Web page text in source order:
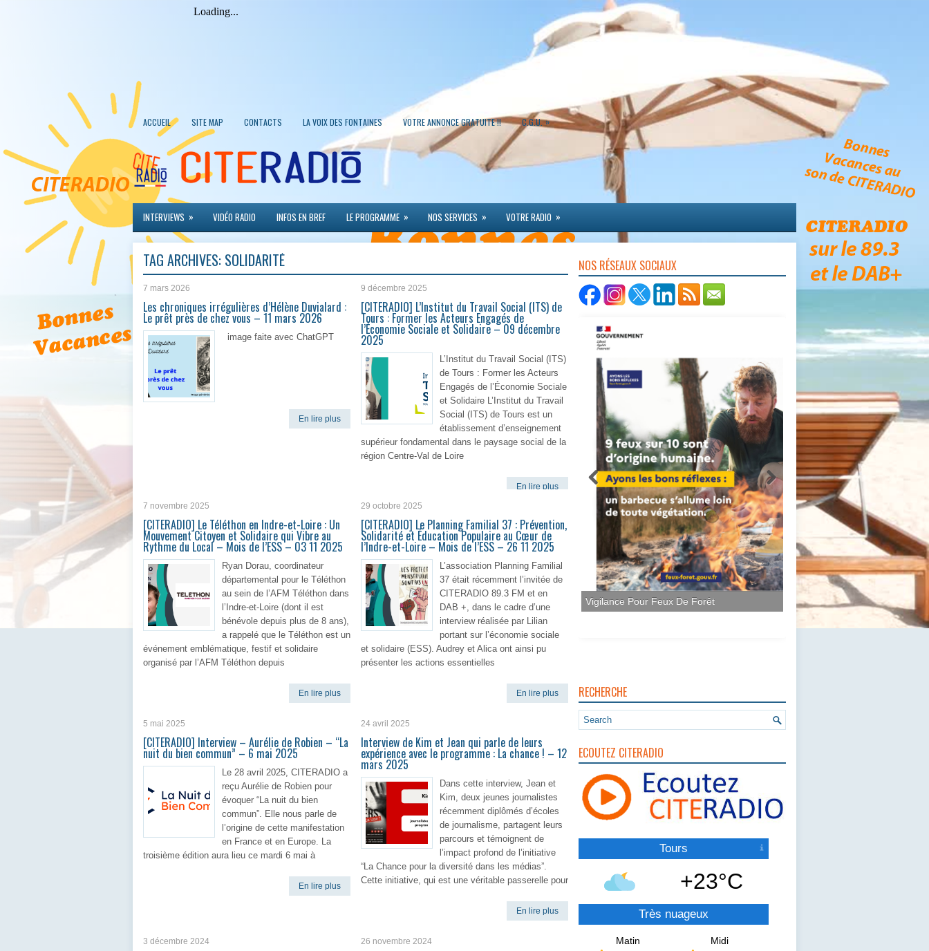
ACCUEIL SITE MAP CONTACTS LA VOIX DES FONTAINES VOTRE ANNONCE GRATUITE !! C.G.U. »
INTERVIEWS » VIDÉO RADIO INFOS EN BREF LE PROGRAMME » NOS SERVICES » VOTRE RADIO »
TAG ARCHIVES: SOLIDARITÉ
7 mars 2026
Les chroniques irrégulières d’Hélène Duvialard :
Le prêt près de chez vous – 11 mars 2026
image faite avec ChatGPT
En lire plus
9 décembre 2025
[CITERADIO] L’Institut du Travail Social (ITS) de
Tours : Former les Acteurs Engagés de
l’Économie Sociale et Solidaire – 09 décembre
2025
L’Institut du Travail Social (ITS)
de Tours : Former les Acteurs
Engagés de l’Économie Sociale
et Solidaire L’Institut du Travail
Social (ITS) de Tours est un
établissement d’enseignement
supérieur fondamental dans le paysage social de la
région Centre-Val de Loire
En lire plus
7 novembre 2025
[CITERADIO] Le Téléthon en Indre-et-Loire : Un
Mouvement Citoyen et Solidaire qui Vibre au
Rythme du Local – Mois de l’ESS – 03 11 2025
Ryan Dorau, coordinateur
départemental pour le Téléthon
au sein de l’AFM Téléthon dans
l’Indre-et-Loire (dont il est
bénévole depuis plus de 8 ans),
a rappelé que le Téléthon est un
événement emblématique, festif et solidaire
organisé par l’AFM Téléthon depuis
En lire plus
29 octobre 2025
[CITERADIO] Le Planning Familial 37 : Prévention,
Solidarité et Éducation Populaire au Cœur de
l’Indre-et-Loire – Mois de l’ESS – 26 11 2025
L’association Planning Familial
37 était récemment l’invitée de
CITERADIO 89.3 FM et en
DAB +, dans le cadre d’une
interview réalisée par Lilian
portant sur l’économie sociale
et solidaire (ESS). Audrey et Alica ont ainsi pu
présenter les actions essentielles
En lire plus
5 mai 2025
[CITERADIO] Interview – Aurélie de Robien – “La
nuit du bien commun” – 6 mai 2025
Le 28 avril 2025, CITERADIO a
reçu Aurélie de Robien pour
évoquer “La nuit du bien
commun”. Elle nous parle de
l’origine de cette manifestation
en France et en Europe. La
troisième édition aura lieu ce mardi 6 mai à
En lire plus
24 avril 2025
Interview de Kim et Jean qui parle de leurs
expérience avec le programme : La chance ! – 12
mars 2025
Dans cette interview, Jean et
Kim, deux jeunes journalistes
récemment diplômés d’écoles
de journalisme, partagent leurs
parcours et témoignent de
l’impact profond de l’initiative
“La Chance pour la diversité dans les médias”.
Cette initiative, qui est une véritable passerelle pour
En lire plus
3 décembre 2024 26 novembre 2024
NOS RÉSEAUX SOCIAUX
RECHERCHE
ECOUTEZ CITERADIO
Tours
+23°C
Très nuageux
Matin Midi